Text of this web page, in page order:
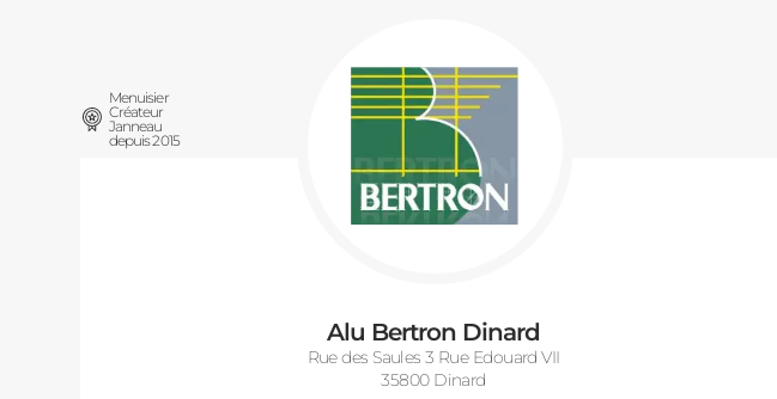
Alu Bertron Dinard
Rue des Saules 3 Rue Edouard VII
35800 Dinard
Menuisier
Créateur
Janneau
depuis 2015